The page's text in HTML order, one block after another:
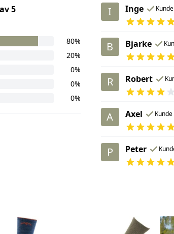
5
80%
20%
0%
0%
0%
I Inge Kunde
B Bjarke
R Robert
A Axel Kunde
P Peter